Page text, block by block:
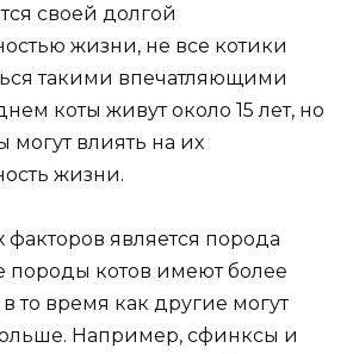
своей долгой
жизни, не все котики
такими впечатляющими
коты живут около 15 лет, но
могут влиять на их
жизни.
является порода
породы котов имеют более
то время как другие могут
Например, сфинксы и